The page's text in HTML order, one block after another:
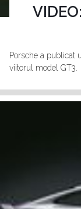
Porsche a publicat
viitorul model GT3.